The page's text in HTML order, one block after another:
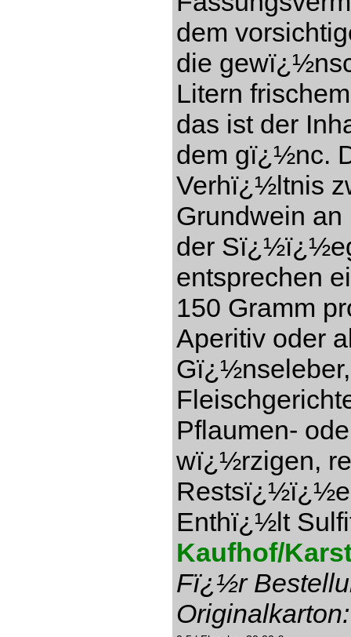
dem
die
Litern
das ist der
dem gï¿½nc.
Verhï¿½ltnis
Grundwein
der
entsprechen
150 Gramm
Aperitiv oder
Pflaumen-
wï¿½rzigen,
Restsï¿½ï¿½e
Enthï¿½lt
Kaufhof/
Fï¿½r
Originalkarton: